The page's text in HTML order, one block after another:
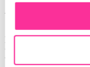
Was ist die
Die Olympiahalle im
und bekanntesten
bis zu 15.000